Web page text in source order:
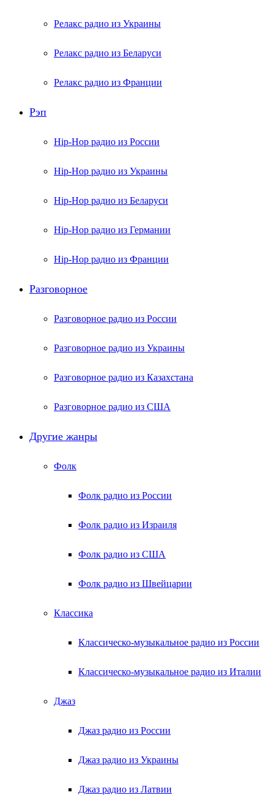
Релакс радио из Украины
Релакс радио из Беларуси
Релакс радио из Франции
Рэп
Hip-Hop радио из России
Hip-Hop радио из Украины
Hip-Hop радио из Беларуси
Hip-Hop радио из Германии
Hip-Hop радио из Франции
Разговорное
Разговорное радио из России
Разговорное радио из Украины
Разговорное радио из Казахстана
Разговорное радио из США
Другие жанры
Фолк
Фолк радио из России
Фолк радио из Израиля
Фолк радио из США
Фолк радио из Швейцарии
Классика
Классическо-музыкальное радио из России
Классическо-музыкальное радио из Италии
Джаз
Джаз радио из России
Джаз радио из Украины
Джаз радио из Латвии